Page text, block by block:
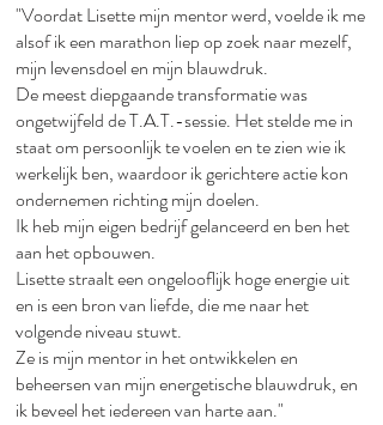
"Voordat Lisette mijn mentor werd, voelde ik me
alsof ik een marathon liep op zoek naar mezelf,
mijn levensdoel en mijn blauwdruk.​
De meest diepgaande transformatie was
ongetwijfeld de T.A.T.-sessie. Het stelde me in
staat om persoonlijk te voelen en te zien wie ik
werkelijk ben, waardoor ik gerichtere actie kon
ondernemen richting mijn doelen.​
Ik heb mijn eigen bedrijf gelanceerd en ben het
aan het opbouwen.​
Lisette straalt een ongelooflijk hoge energie uit
en is een bron van liefde, die me naar het
volgende niveau stuwt.​
Ze is mijn mentor in het ontwikkelen en
beheersen van mijn energetische blauwdruk, en
ik beveel het iedereen van harte aan."​